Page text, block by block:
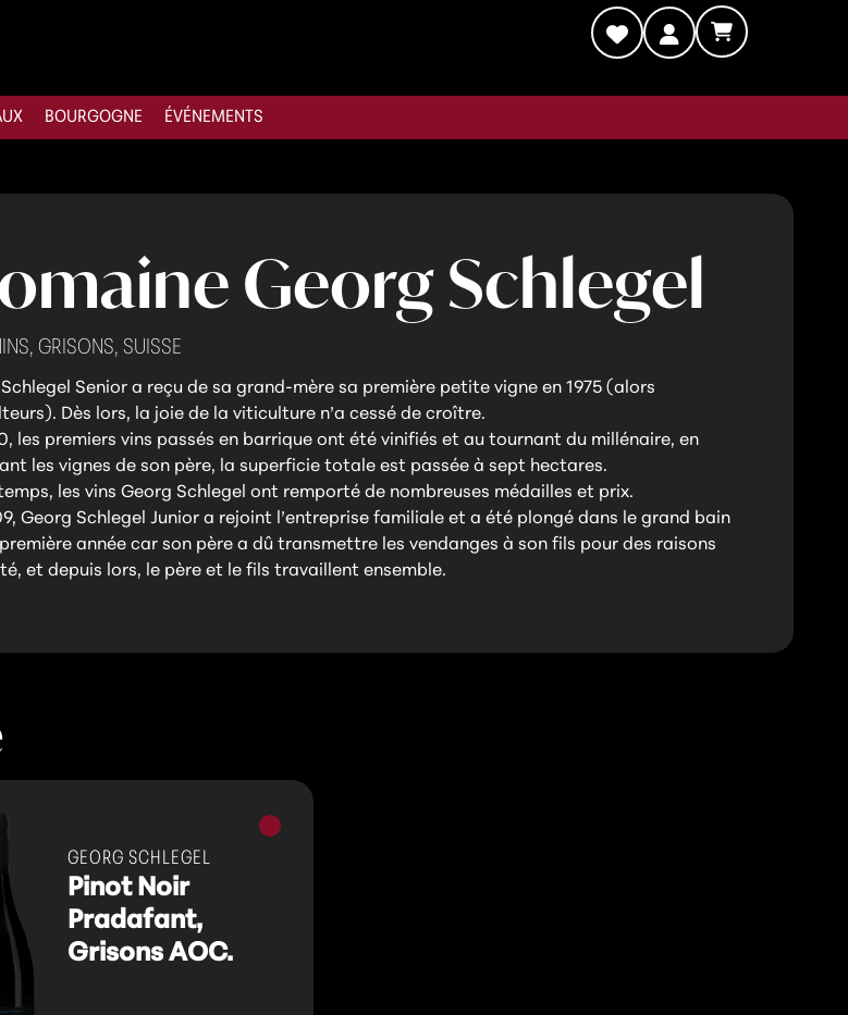
BOURGOGNE ÉVÉNEMENTS
Georg Schlegel
GRISONS, SUISSE
Senior a reçu de sa grand-mère sa première petite vigne en 1975 (alors
Dès lors, la joie de la viticulture n’a cessé de croître.
les premiers vins passés en barrique ont été vinifiés et au tournant du millénaire, en
les vignes de son père, la superficie totale est passée à sept hectares.
les vins Georg Schlegel ont remporté de nombreuses médailles et prix.
Georg Schlegel Junior a rejoint l’entreprise familiale et a été plongé dans le grand bain
année car son père a dû transmettre les vendanges à son fils pour des raisons
et depuis lors, le père et le fils travaillent ensemble.
Vins
GEORG SCHLEGEL
Pinot Noir
Pradafant,
Grisons AOC.